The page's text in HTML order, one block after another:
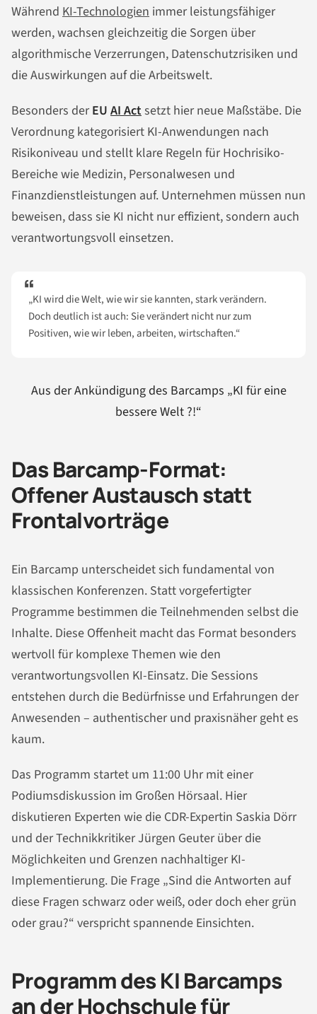
Während KI-Technologien immer leistungsfähiger
werden, wachsen gleichzeitig die Sorgen über
algorithmische Verzerrungen, Datenschutzrisiken und
die Auswirkungen auf die Arbeitswelt.
Besonders derEU AI Actsetzt hier neue Maßstäbe. Die
Verordnung kategorisiert KI-Anwendungen nach
Risikoniveau und stellt klare Regeln für Hochrisiko-
Bereiche wie Medizin, Personalwesen und
Finanzdienstleistungen auf. Unternehmen müssen nun
beweisen, dass sie KI nicht nur effizient, sondern auch
verantwortungsvoll einsetzen.
„KI wird die Welt, wie wir sie kannten, stark verändern.
Doch deutlich ist auch: Sie verändert nicht nur zum
Positiven, wie wir leben, arbeiten, wirtschaften.“
Aus der Ankündigung des Barcamps „KI für eine
bessere Welt ?!“
Das Barcamp-Format:
Offener Austausch statt
Frontalvorträge
Ein Barcamp unterscheidet sich fundamental von
klassischen Konferenzen. Statt vorgefertigter
Programme bestimmen die Teilnehmenden selbst die
Inhalte. Diese Offenheit macht das Format besonders
wertvoll für komplexe Themen wie den
verantwortungsvollen KI-Einsatz. Die Sessions
entstehen durch die Bedürfnisse und Erfahrungen der
Anwesenden – authentischer und praxisnäher geht es
kaum.
Das Programm startet um 11:00 Uhr mit einer
Podiumsdiskussion im Großen Hörsaal. Hier
diskutieren Experten wie die CDR-Expertin Saskia Dörr
und der Technikkritiker Jürgen Geuter über die
Möglichkeiten und Grenzen nachhaltiger KI-
Implementierung. Die Frage „Sind die Antworten auf
diese Fragen schwarz oder weiß, oder doch eher grün
oder grau?“ verspricht spannende Einsichten.
Programm des KI Barcamps
an der Hochschule für